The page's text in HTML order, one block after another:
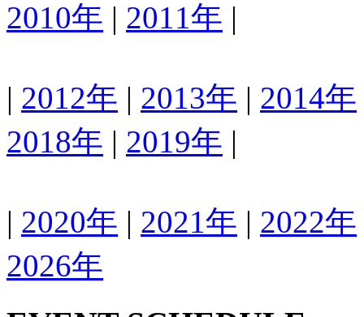
2010年 | 2011年 |
| 2012年 | 2013年 | 2014年
2018年 | 2019年 |
| 2020年 | 2021年 | 2022年
2026年